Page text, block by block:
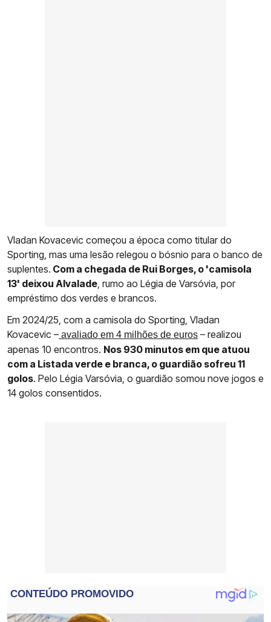
Vladan Kovacevic começou a época como titular do
Sporting, mas uma lesão relegou o bósnio para o banco de
suplentes. Com a chegada de Rui Borges, o 'camisola
13' deixou Alvalade, rumo ao Légia de Varsóvia, por
empréstimo dos verdes e brancos.
Em 2024/25, com a camisola do Sporting, Vladan
Kovacevic – avaliado em 4 milhões de euros – realizou
apenas 10 encontros. Nos 930 minutos em que atuou
com a Listada verde e branca, o guardião sofreu 11
golos. Pelo Légia Varsóvia, o guardião somou nove jogos e
14 golos consentidos.